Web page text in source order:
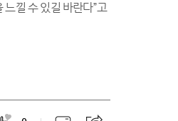
낄 수 있길 바란다”고